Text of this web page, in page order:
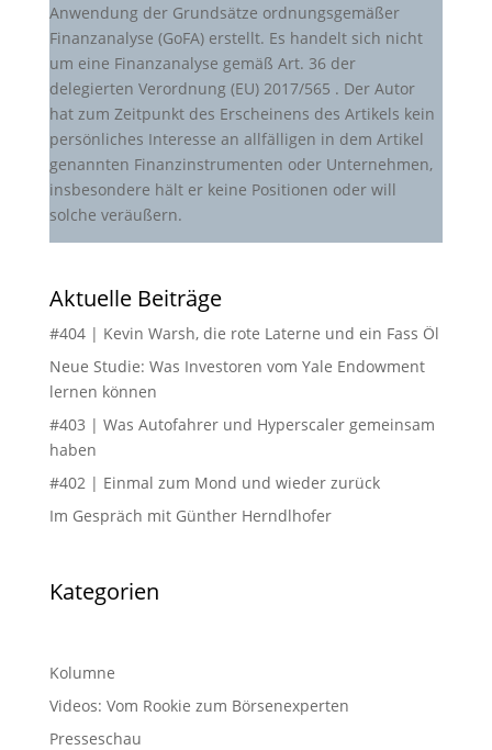
Anwendung der Grundsätze ordnungsgemäßer
Finanzanalyse (GoFA) erstellt. Es handelt sich nicht
um eine Finanzanalyse gemäß Art. 36 der
delegierten Verordnung (EU) 2017/565 . Der Autor
hat zum Zeitpunkt des Erscheinens des Artikels kein
persönliches Interesse an allfälligen in dem Artikel
genannten Finanzinstrumenten oder Unternehmen,
insbesondere hält er keine Positionen oder will
solche veräußern.
Aktuelle Beiträge
#404 | Kevin Warsh, die rote Laterne und ein Fass Öl
Neue Studie: Was Investoren vom Yale Endowment
lernen können
#403 | Was Autofahrer und Hyperscaler gemeinsam
haben
#402 | Einmal zum Mond und wieder zurück
Im Gespräch mit Günther Herndlhofer
Kategorien
Kolumne
Videos: Vom Rookie zum Börsenexperten
Presseschau